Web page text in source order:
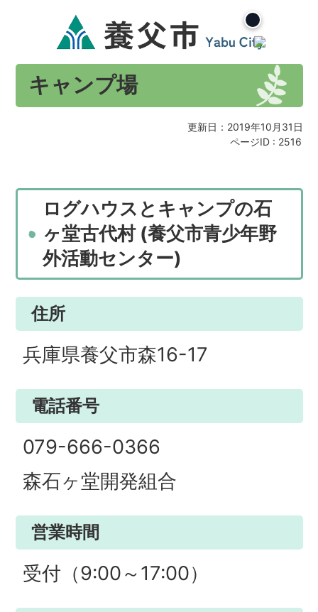
キャンプ場
更新日：2019年10月31日
ページID : 2516
ログハウスとキャンプの石
ヶ堂古代村 (養父市青少年野
外活動センター)
住所
兵庫県養父市森16-17
電話番号
079-666-0366
森石ヶ堂開発組合
営業時間
受付（9:00～17:00）